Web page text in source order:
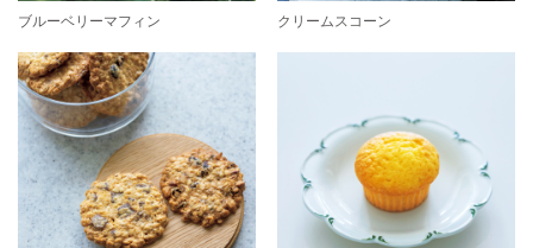
ブルーベリーマフィン クリームスコーン